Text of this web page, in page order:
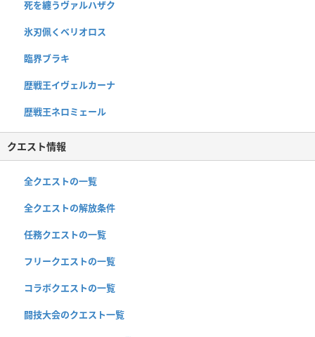
死を纏うヴァルハザク
氷刃佩くベリオロス
臨界ブラキ
歴戦王イヴェルカーナ
歴戦王ネロミェール
クエスト情報
全クエストの一覧
全クエストの解放条件
任務クエストの一覧
フリークエストの一覧
コラボクエストの一覧
闘技大会のクエスト一覧